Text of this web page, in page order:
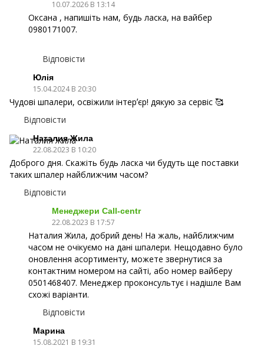
10.07.2026 В 13:14
Оксана , напишіть нам, будь ласка, на вайбер
0980171007.
Відповісти
Юлія
15.04.2024 В 20:30
Чудові шпалери, освіжили інтерʼєр! дякую за сервіс 🥰
Відповісти
Наталия Жила
22.08.2023 В 10:20
Доброго дня. Скажіть будь ласка чи будуть ще поставки
таких шпалер найближчим часом?
Відповісти
Менеджери Call-centr
22.08.2023 В 17:57
Наталия Жила, добрий день! На жаль, найближчим
часом не очікуємо на дані шпалери. Нещодавно було
оновлення асортименту, можете звернутися за
контактним номером на сайті, або номер вайберу
0501468407. Менеджер проконсультує і надішле Вам
схожі варіанти.
Відповісти
Марина
15.08.2021 В 19:31